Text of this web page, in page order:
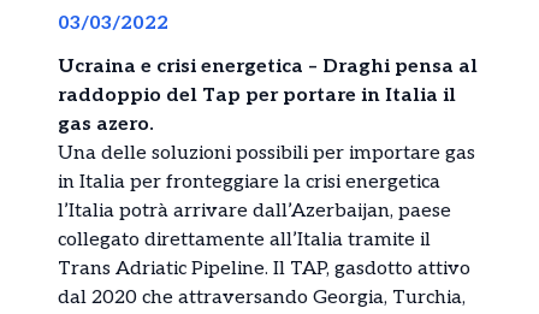
03/03/2022
Ucraina e crisi energetica – Draghi pensa al
raddoppio del Tap per portare in Italia il
gas azero.
Una delle soluzioni possibili per importare gas
in Italia per fronteggiare la crisi energetica
l’Italia potrà arrivare dall’Azerbaijan, paese
collegato direttamente all’Italia tramite il
Trans Adriatic Pipeline. Il TAP, gasdotto attivo
dal 2020 che attraversando Georgia, Turchia,